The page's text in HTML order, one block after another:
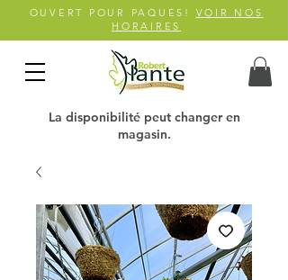
OUVERT POUR PAQUES! VOIR NOS
HORAIRES
La disponibilité peut changer en
magasin.